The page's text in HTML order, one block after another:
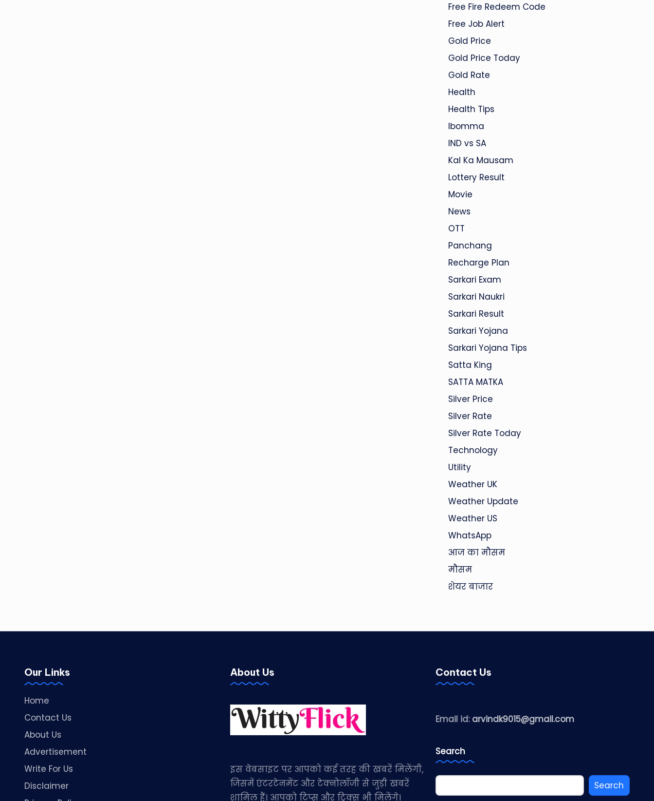
Free Fire Redeem Code
Free Job Alert
Gold Price
Gold Price Today
Gold Rate
Health
Health Tips
Ibomma
IND vs SA
Kal Ka Mausam
Lottery Result
Movie
News
OTT
Panchang
Recharge Plan
Sarkari Exam
Sarkari Naukri
Sarkari Result
Sarkari Yojana
Sarkari Yojana Tips
Satta King
SATTA MATKA
Silver Price
Silver Rate
Silver Rate Today
Technology
Utility
Weather UK
Weather Update
Weather US
WhatsApp
आज का मौसम
मौसम
शेयर बाजार
Our Links
Home
Contact Us
About Us
Advertisement
Write For Us
Disclaimer
About Us
इस वेबसाइट पर आपको कई तरह की खबरें मिलेंगी,
जिसमें एंटरटेनमेंट और टेक्नोलॉजी से जुड़ी खबरें
शामिल हैं। आपको टिप्स और ट्रिक्स भी मिलेंगे।
Contact Us
Email id: arvindk9015@gmail.com
Search
Search